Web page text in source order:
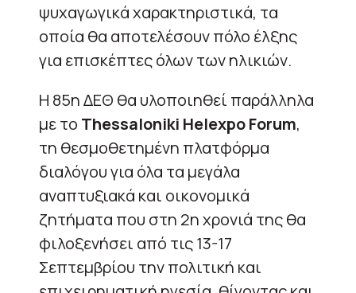
ψυχαγωγικά χαρακτηριστικά, τα
οποία θα αποτελέσουν πόλο έλξης
για επισκέπτες όλων των ηλικιών.
Η 85η ΔΕΘ θα υλοποιηθεί παράλληλα
με το Thessaloniki Helexpo Forum,
τη θεσμοθετημένη πλατφόρμα
διαλόγου για όλα τα μεγάλα
αναπτυξιακά και οικονομικά
ζητήματα που στη 2η χρονιά της θα
φιλοξενήσει από τις 13-17
Σεπτεμβρίου την πολιτική και